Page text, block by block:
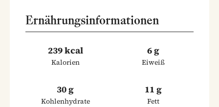
Ernährungsinformationen
239 kcal
Kalorien
6 g
Eiweiß
30 g
Kohlenhydrate
11 g
Fett